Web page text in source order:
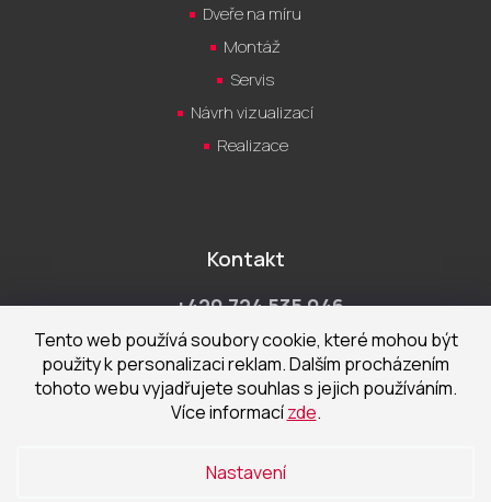
Tento web používá soubory cookie, které mohou být
použity k personalizaci reklam. Dalším procházením
tohoto webu vyjadřujete souhlas s jejich používáním.
Více informacízde.
Nastavení
Dveře na míru
Montáž
Servis
Návrh vizualizací
Realizace
Kontakt
+420 724 535 046
Po-Pá 9:00 - 18:00 hod
obchod@cecetka.cz
370 01 České Budějovice